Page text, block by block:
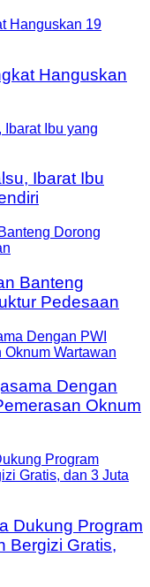
Hanguskan
Ibarat Ibu
Banteng
Pedesaan
Dengan
Oknum
Dukung Program
Bergizi Gratis,